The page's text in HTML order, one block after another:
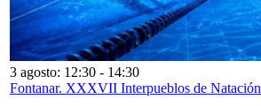
3 agosto: 12:30 - 14:30
Fontanar. XXXVII Interpueblos de Natación